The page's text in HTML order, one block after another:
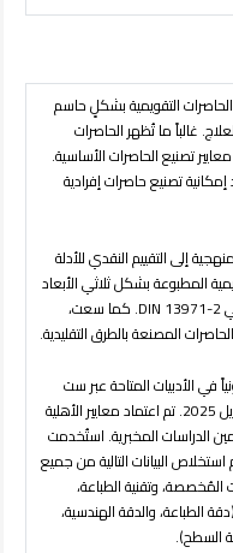
التقويمية بشكلٍ حاسم
غالباً ما تُظهر الحاصرات
تصنيع الحاصرات الأساسية.
إمكانية تصنيع حاصرات إفرادية
إلى التقييم النقدي للأدلة
المطبوعة بشكل ثلاثي الأبعاد
DIN 13971-2. كما سعت،
المصنعة بالطرق التقليدية.
في الأدبيات المتاحة عبر ست
قواعد بيانات إلكترونية حتى 14 أبريل 2025. تم اعتماد معايير الأهلية
الدراسات المخبرية. استُخدمت
استخلاص البيانات التالية من جميع
المُخصصة، وتقنية الطباعة،
الطباعة، والدقة الهندسية،
السطح).